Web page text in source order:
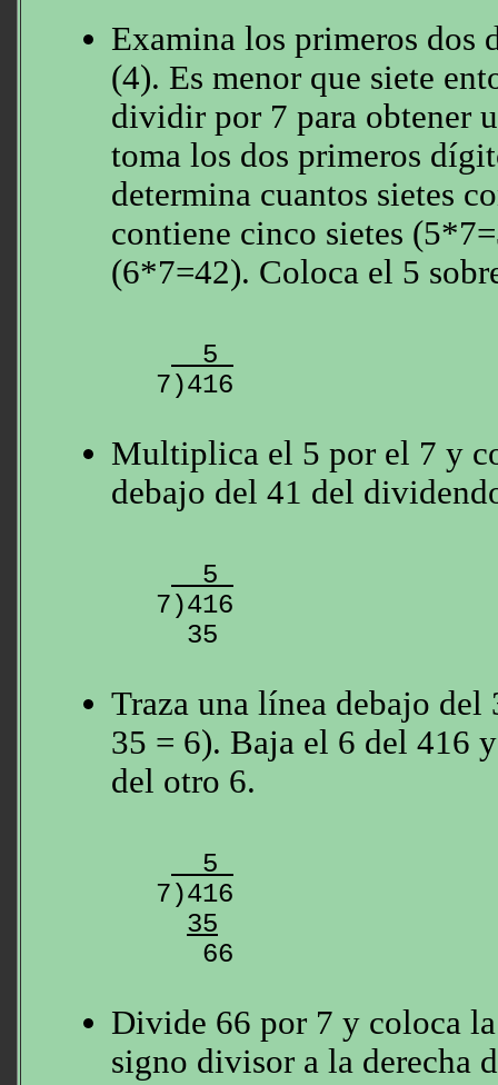
Examina los primeros dos
(4). Es menor que siete
dividir por 7 para obtener
toma los dos primeros
determina cuantos sietes
contiene cinco sietes
(6*7=42). Coloca el 5
5
Multiplica el 5 por el 7 y
debajo del 41 del
5
7)416
Traza una línea debajo
35 = 6). Baja el 6 del 416
del otro 6.
5
7)416
35
Divide 66 por 7 y coloca la
signo divisor a la derecha